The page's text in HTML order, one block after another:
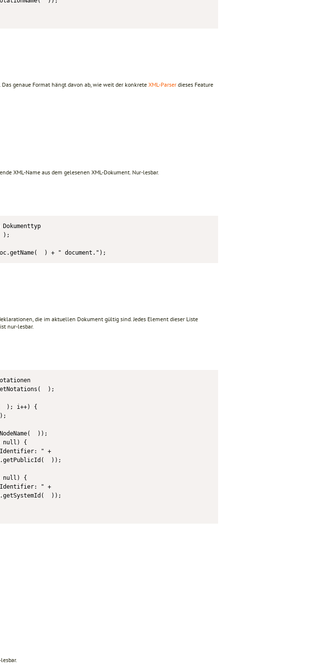
genaue Format hängt davon ab, wie weit der konkrete XML-Parser dieses Feature
XML-Name aus dem gelesenen XML-Dokument. Nur-lesbar.
);
) + " document.");
die im aktuellen Dokument gültig sind. Jedes Element dieser Liste
nur-lesbar.
);
); i++) {
));
null) {
" +
));
null) {
" +
));